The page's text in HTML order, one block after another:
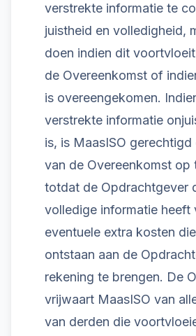
verstrekte informatie te
juistheid en volledigheid,
doen indien dit
de Overeenkomst of
is overeengekomen.
verstrekte informatie
is, is MaasISO
van de Overeenkomst op
totdat de Opdrachtgever
volledige informatie heeft
eventuele extra kosten
ontstaan aan de
rekening te brengen. De
vrijwaart MaasISO van
van derden die